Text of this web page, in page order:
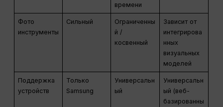
времени
Фото
инструменты
Сильный
Ограниченны
й /
косвенный
Зависит от
интегрирова
нных
визуальных
моделей
Поддержка
устройств
Только
Samsung
Универсальн
ый
Универсальн
ый (веб-
базированны